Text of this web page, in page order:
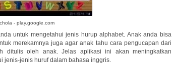
- play.google.com
untuk mengetahui jenis hurup alphabet. Anak anda bisa
merekamnya juga agar anak tahu cara pengucapan dari
ditulis oleh anak. Jelas aplikasi ini akan meningkatkan
jenis-jenis huruf dalam bahasa inggris.